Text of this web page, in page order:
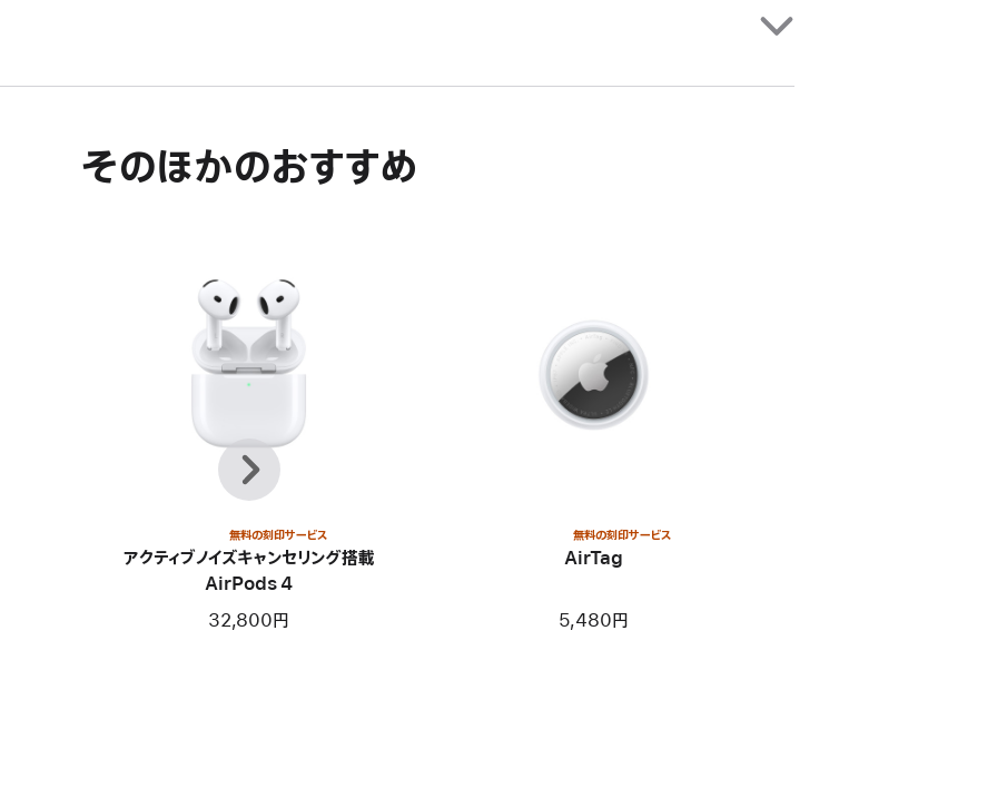
そのほかのおすすめ
無料の刻印サービス
アクティブノイズキャンセリング搭載
AirPods 4
32,800円
無料の刻印サービス
AirTag
5,480円
前
へ
次